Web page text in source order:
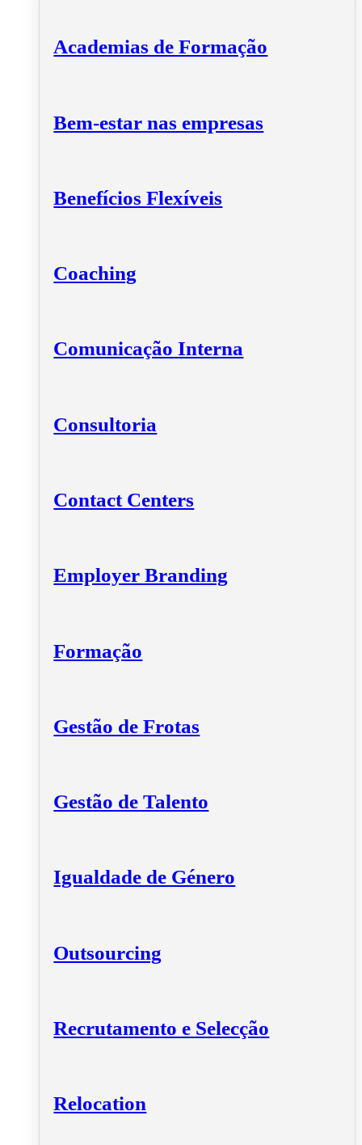
Academias de Formação
Bem-estar nas empresas
Benefícios Flexíveis
Coaching
Comunicação Interna
Consultoria
Contact Centers
Employer Branding
Formação
Gestão de Frotas
Gestão de Talento
Igualdade de Género
Outsourcing
Recrutamento e Selecção
Relocation